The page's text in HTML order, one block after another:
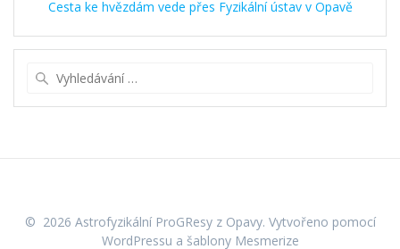
Cesta ke hvězdám vede přes Fyzikální ústav v Opavě
© 2026 Astrofyzikální ProGResy z Opavy. Vytvořeno pomocí
WordPressu a šablony Mesmerize